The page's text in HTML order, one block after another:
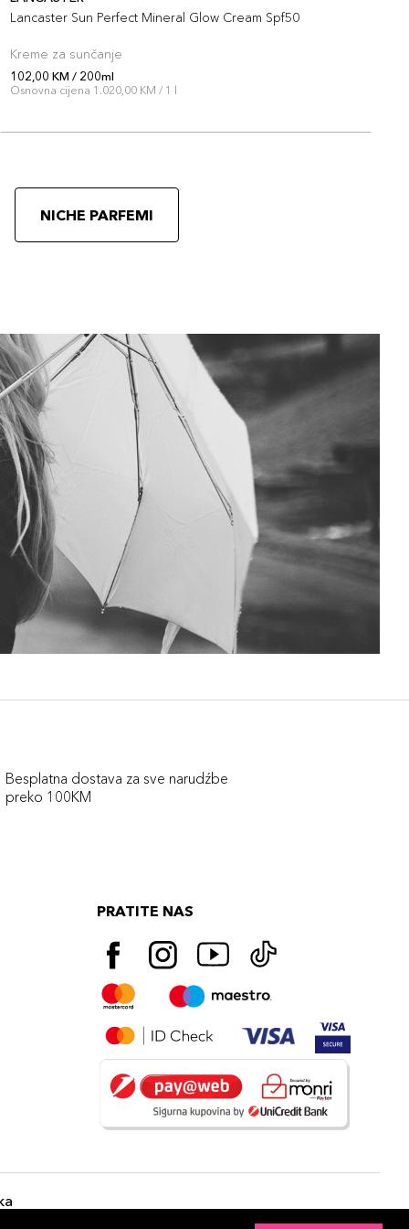
Lancaster Sun Perfect Mineral Glow Cream Spf50
Kreme za sunčanje
102,00 KM / 200ml
Osnovna cijena 1.020,00 KM / 1 l
NICHE PARFEMI
Besplatna dostava za sve narudźbe
preko 100KM
PRATITE NAS